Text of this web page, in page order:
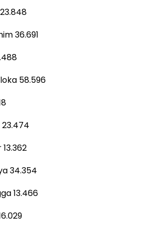
36.691
58.596
34.354
13.466